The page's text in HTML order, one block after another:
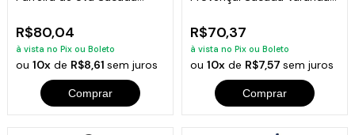
R$80,04
à vista no Pix ou Boleto
ou10x de R$8,61sem juros
Comprar
R$70,37
à vista no Pix ou Boleto
ou 10xde R$7,57 sem juros
Comprar